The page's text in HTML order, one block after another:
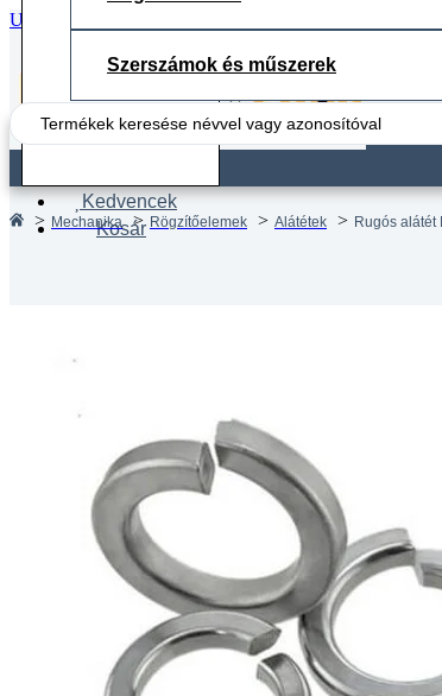
Ugrás a fő tartalomhoz
Search
...
Kedvencek
Kosár
Szerszámok és műszerek
Mechanika Rögzítőelemek Alátétek Rugós alátét